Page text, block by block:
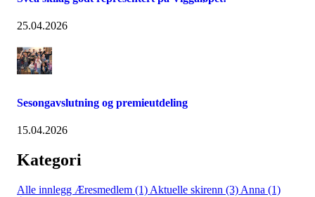
25.04.2026
Sesongavslutning og premieutdeling
15.04.2026
Kategori
Alle innlegg Æresmedlem (1) Aktuelle skirenn (3) Anna (1)